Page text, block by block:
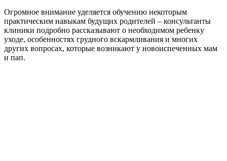
Огромное внимание уделяется обучению некоторым
практическим навыкам будущих родителей – консультанты
клиники подробно рассказывают о необходимом ребенку
уходе, особенностях грудного вскармливания и многих
других вопросах, которые возникают у новоиспеченных мам
и пап.